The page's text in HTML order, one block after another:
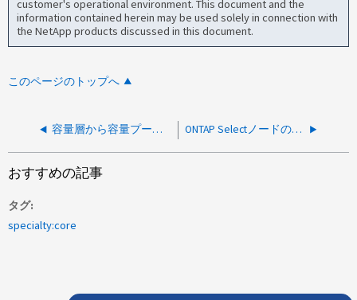
customer's operational environment. This document and the
information contained herein may be used solely in connection with
the NetApp products discussed in this document.
このページのトップへ
容量層から容量プールへの変換はサポートされていますか？ ONTAP Selectノードの名前を変更できますか。
おすすめの記事
タグ
specialty:core